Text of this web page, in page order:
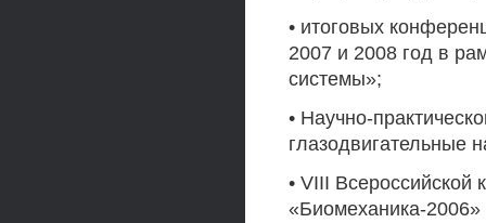
• итоговых
2007 и 2008 год в
системы»;
• Научно-
глазодвигательные
• VIII Всероссийской
«Биомеханика-